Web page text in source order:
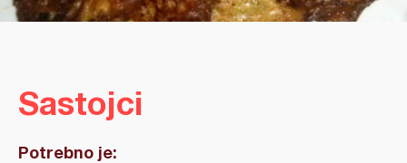
Sastojci
Potrebno je: